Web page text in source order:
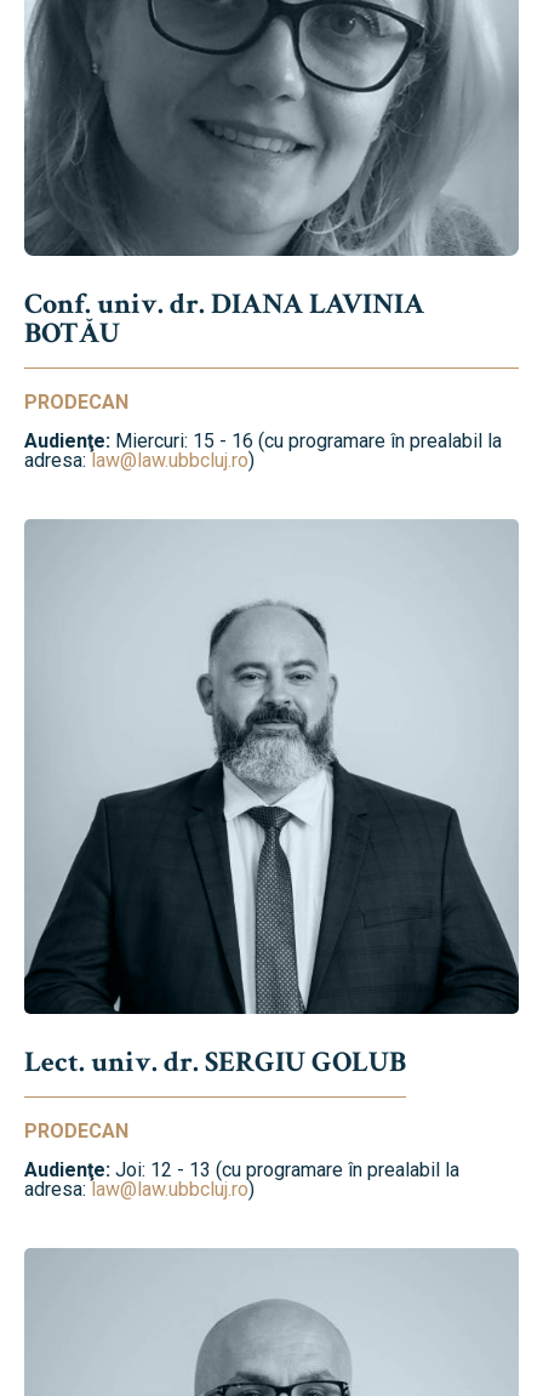
Conf. univ. dr. DIANA LAVINIA
BOTĂU
PRODECAN
Audienţe: Miercuri: 15 - 16 (cu programare în prealabil la
adresa: law@law.ubbcluj.ro)
Lect. univ. dr. SERGIU GOLUB
PRODECAN
Audienţe: Joi: 12 - 13 (cu programare în prealabil la
adresa:law@law.ubbcluj.ro)